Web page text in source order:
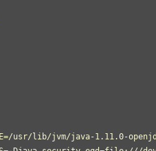
usr/lib/jvm/java-1.11.0-